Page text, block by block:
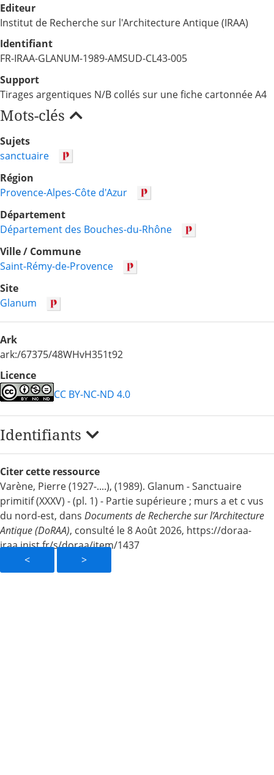
< >
Editeur
Institut de Recherche sur l'Architecture Antique (IRAA)
Identifiant
FR-IRAA-GLANUM-1989-AMSUD-CL43-005
Support
Tirages argentiques N/B collés sur une fiche cartonnée A4
Mots-clés
Sujets
sanctuaire
Région
Provence-Alpes-Côte d'Azur
Département
Département des Bouches-du-Rhône
Ville / Commune
Saint-Rémy-de-Provence
Site
Glanum
Ark
ark:/67375/48WHvH351t92
Licence
CC BY-NC-ND 4.0
Identifiants
Citer cette ressource
Varène, Pierre (1927-....), (1989). Glanum - Sanctuaire
primitif (XXXV) - (pl. 1) - Partie supérieure ; murs a et c vus
du nord-est, dans Documents de Recherche sur l’Architecture
Antique (DoRAA), consulté le 8 Août 2026, https://doraa-
iraa.inist.fr/s/doraa/item/1437